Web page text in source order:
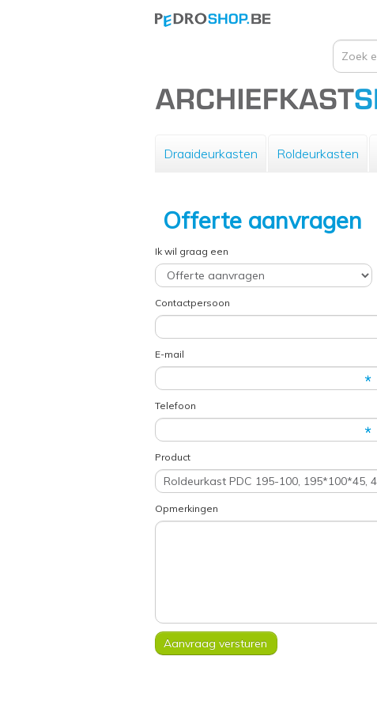
Draaideurkasten Roldeurkasten
Offerte aanvragen
Ik wil graag een
Contactpersoon
E-mail
Telefoon
Product
Opmerkingen